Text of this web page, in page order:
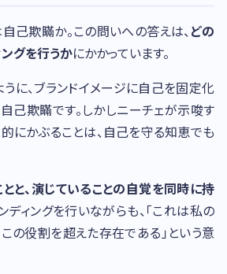
己欺瞞か。この問いへの答えは、どの
グを行うかにかかっています。
に、ブランドイメージに自己を固定化
己欺瞞です。しかしニーチェが示唆す
にかぶることは、自己を守る知恵でも
と、演じていることの自覚を同時に持
ディングを行いながらも、「これは私の
の役割を超えた存在である」という意